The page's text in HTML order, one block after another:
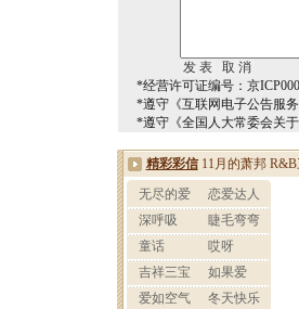
*经营许可证编号：京
*遵守《互联网电子公告服务
*遵守《全国人大常委会关